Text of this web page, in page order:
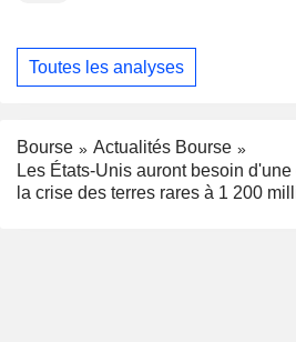
Toutes les analyses
Bourse
Actualités Bourse
Les États-Unis auront besoin
la crise des terres rares à 1 200